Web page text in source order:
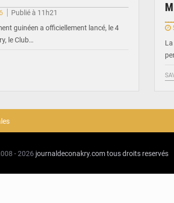
Publié à 11h21
guinéen a officiellement lancé, le 4
le Club…
- 2026 journaldeconakry.comtous droits reservés